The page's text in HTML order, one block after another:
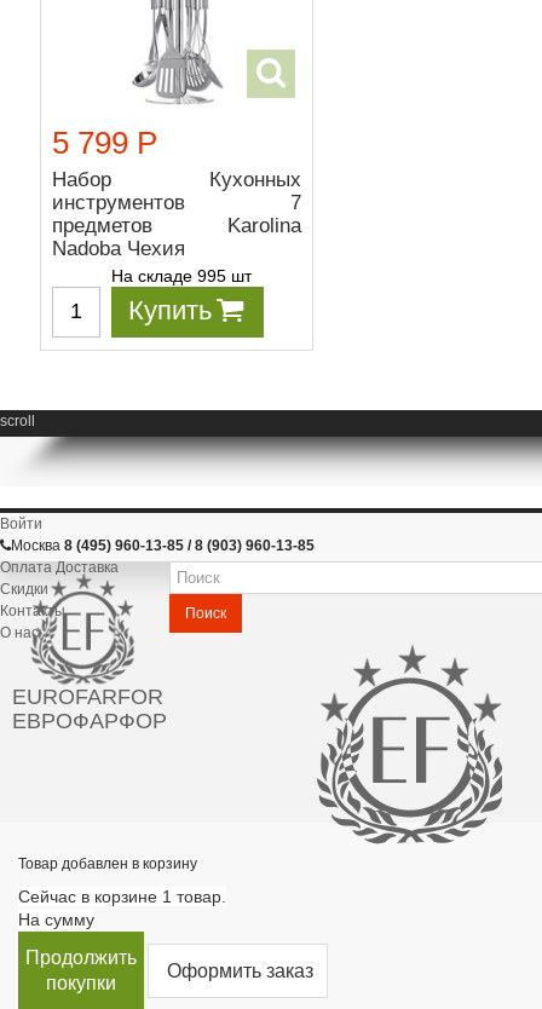
5 799 Р
Набор Кухонных
инструментов 7
предметов Karolina
Nadoba Чехия
На складе 995 шт
Купить
scroll
Войти
Москва 8 (495) 960-13-85 / 8 (903) 960-13-85
Оплата Доставка
Скидки
Контакты
О нас
EUROFARFOR
ЕВРОФАРФОР
Поиск
Товар добавлен в корзину
Сейчас в корзине 1 товар.
На сумму
Продолжить
покупки
Оформить заказ